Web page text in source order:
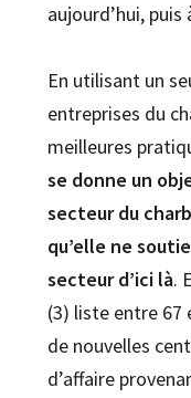
aujourd’hui, puis
En utilisant un
entreprises du
meilleures
se donne un
secteur du
qu’elle ne
secteur d’ici là.
(3) liste entre 67
de nouvelles
d’affaire